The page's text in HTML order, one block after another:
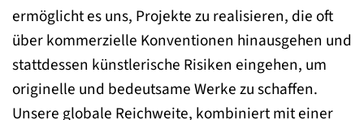
ermöglicht es uns, Projekte zu realisieren, die oft
über kommerzielle Konventionen hinausgehen und
stattdessen künstlerische Risiken eingehen, um
originelle und bedeutsame Werke zu schaffen.
Unsere globale Reichweite, kombiniert mit einer